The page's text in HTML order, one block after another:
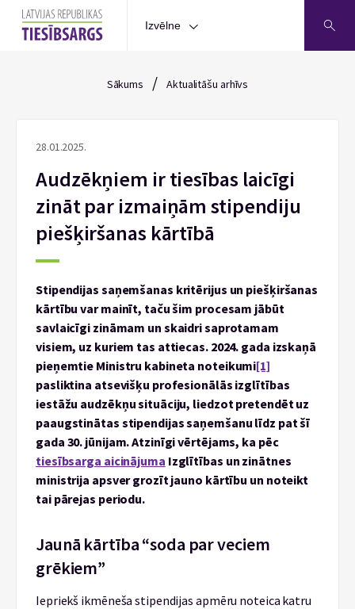
Izvēlne
Sākums / Aktualitāšu arhīvs
28.01.2025.
Audzēkņiem ir tiesības laicīgi
zināt par izmaiņām stipendiju
piešķiršanas kārtībā
Stipendijas saņemšanas kritērijus un piešķiršanas
kārtību var mainīt, taču šim procesam jābūt
savlaicīgi zināmam un skaidri saprotamam
visiem, uz kuriem tas attiecas. 2024. gada izskaņā
pieņemtie Ministru kabineta noteikumi[1]
pasliktina atsevišķu profesionālās izglītības
iestāžu audzēkņu situāciju, liedzot pretendēt uz
paaugstinātas stipendijas saņemšanu līdz pat šī
gada 30. jūnijam. Atzinīgi vērtējams, ka pēc
tiesībsarga aicinājuma Izglītības un zinātnes
ministrija apsver grozīt jauno kārtību un noteikt
tai pārejas periodu.
Jaunā kārtība “soda par veciem
grēkiem”
Iepriekš ikmēneša stipendijas apmēru noteica katru